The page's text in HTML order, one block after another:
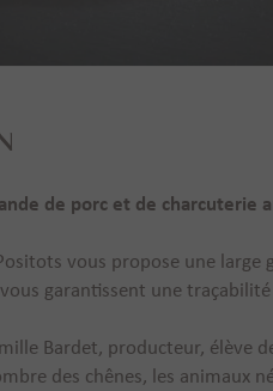
de porc et de charcuterie
vous propose une
garantissent une
Bardet, producteur, élève
des chênes, les animaux